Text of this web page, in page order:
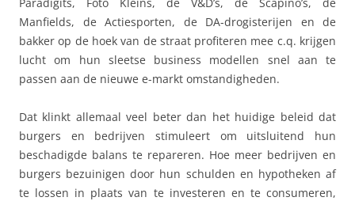
Manfields, de Actiesporten, de DA-drogisterijen en de
bakker op de hoek van de straat profiteren mee c.q. krijgen
lucht om hun sleetse business modellen snel aan te
passen aan de nieuwe e-markt omstandigheden.
Dat klinkt allemaal veel beter dan het huidige beleid dat
burgers en bedrijven stimuleert om uitsluitend hun
beschadigde balans te repareren. Hoe meer bedrijven en
burgers bezuinigen door hun schulden en hypotheken af
te lossen in plaats van te investeren en te consumeren,